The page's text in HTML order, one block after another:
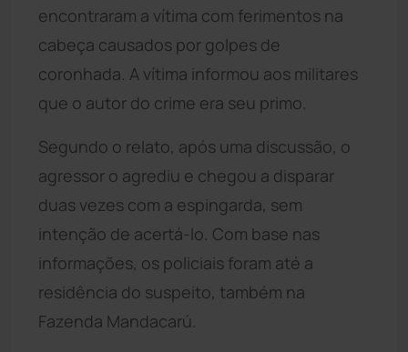
encontraram a vítima com ferimentos na
cabeça causados por golpes de
coronhada. A vítima informou aos militares
que o autor do crime era seu primo.
Segundo o relato, após uma discussão, o
agressor o agrediu e chegou a disparar
duas vezes com a espingarda, sem
intenção de acertá-lo. Com base nas
informações, os policiais foram até a
residência do suspeito, também na
Fazenda Mandacarú.